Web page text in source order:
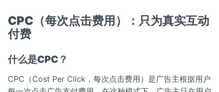
CPC（每次点击费用）：只为真实互动
付费
什么是CPC？
CPC（Cost Per Click，每次点击费用）是广告主根据用户